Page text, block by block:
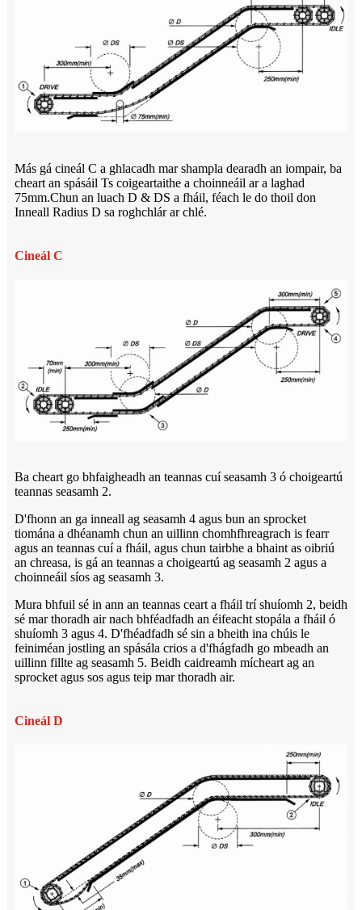
Más gá cineál C a ghlacadh mar shampla dearadh an iompair, ba
cheart an spásáil Ts coigeartaithe a choinneáil ar a laghad
75mm.Chun an luach D & DS a fháil, féach le do thoil don
Inneall Radius D sa roghchlár ar chlé.
Cineál C
Ba cheart go bhfaigheadh ​​an teannas cuí seasamh 3 ó choigeartú
teannas seasamh 2.
D'fhonn an ga inneall ag seasamh 4 agus bun an sprocket
tiomána a dhéanamh chun an uillinn chomhfhreagrach is fearr
agus an teannas cuí a fháil, agus chun tairbhe a bhaint as oibriú
an chreasa, is gá an teannas a choigeartú ag seasamh 2 agus a
choinneáil síos ag seasamh 3.
Mura bhfuil sé in ann an teannas ceart a fháil trí shuíomh 2, beidh
sé mar thoradh air nach bhféadfadh an éifeacht stopála a fháil ó
shuíomh 3 agus 4. D'fhéadfadh sé sin a bheith ina chúis le
feiniméan jostling an spásála crios a d'fhágfadh go mbeadh an
uillinn fillte ag seasamh 5. Beidh caidreamh mícheart ag an
sprocket agus sos agus teip mar thoradh air.
Cineál D